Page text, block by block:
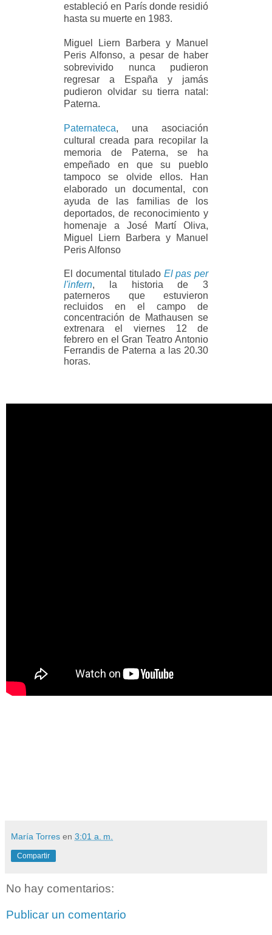
estableció en París donde residió
hasta su muerte en 1983.
Miguel Liern Barbera y Manuel
Peris Alfonso, a pesar de haber
sobrevivido nunca pudieron
regresar a España y jamás
pudieron olvidar su tierra natal:
Paterna.
Paternateca, una asociación
cultural creada para recopilar la
memoria de Paterna, se ha
empeñado en que su pueblo
tampoco se olvide ellos. Han
elaborado un documental, con
ayuda de las familias de los
deportados, de reconocimiento y
homenaje a José Martí Oliva,
Miguel Liern Barbera y Manuel
Peris Alfonso
El documental titulado El pas per
l'infern, la historia de 3
paterneros que estuvieron
recluidos en el campo de
concentración de Mathausen se
extrenara el viernes 12 de
febrero en el Gran Teatro Antonio
Ferrandis de Paterna a las 20.30
horas.
María Torres en 3:01 a. m.
Compartir
No hay comentarios:
Publicar un comentario